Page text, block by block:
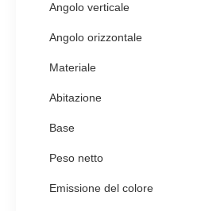
Angolo verticale
Angolo orizzontale
Materiale
Abitazione
Base
Peso netto
Emissione del colore